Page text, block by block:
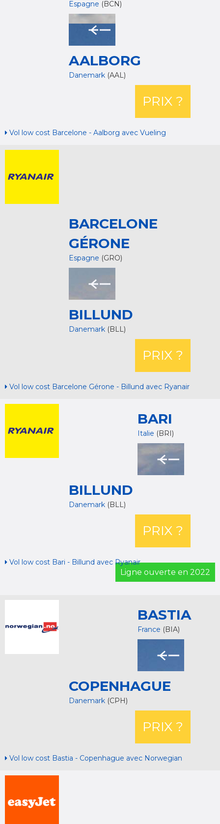
Espagne (BCN)
AALBORG
Danemark (AAL)
PRIX ?
Vol low cost Barcelone - Aalborg avec Vueling
BARCELONE
GÉRONE
Espagne (GRO)
BILLUND
Danemark (BLL)
PRIX ?
Vol low cost Barcelone Gérone - Billund avec Ryanair
BARI
Italie (BRI)
BILLUND
Danemark (BLL)
PRIX ?
Vol low cost Bari - Billund avec Ryanair
Ligne ouverte en 2022
BASTIA
France (BIA)
COPENHAGUE
Danemark (CPH)
PRIX ?
Vol low cost Bastia - Copenhague avec Norwegian